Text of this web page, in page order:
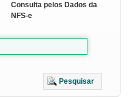
Consulta pelos Dados da
NFS-e
Pesquisar